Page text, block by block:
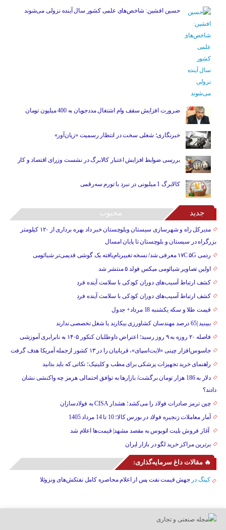
حسین افشین: شاخص‌های علمی کشور سال آینده نزولی می‌شوند
ضرورت افزایش سقف وام اشتغال مددجویان به 400 میلیون تومان
خبرنگاری؛ شغلی سخت در انتظار رسمیت «زیان‌آور»
بررسی ضوابط افزایش اعتبار کالابرگ در نشست وزرای اقتصاد و کار
کالابرگ 1 میلیونی در نبرد با تورم سه‌رقمی
جدید محبوب
مدیرکل راه و شهرسازی سیستان وبلوچستان خبر داد بهره برداری از ۱۲۰ کیلومتر
بزرگراه در سیستان و بلوچستان تا پایان امسال
ردمی ۱۷C ۵G معرفی شد/ نسخه تغییرنام‌یافته یک گوشی قدیمی‌تر شیائومی
اولین تصاویر شیائومی میکس فولد ۵ منتشر شد
کشف ارتباط آسیب‌های دوران کودکی با سلامت آینده فرد
کشف ارتباط آسیب‌های دوران کودکی با سلامت آینده فرد
قیمت طلا و سکه یکشنبه 18 مرداد+ جدول
ببینید |65 درصد مهندسان کشاورزی بیکارند یا شغل تخصصی ندارند
فاصله ۲۰ روزه به ۹ روز رسید؛ اعتراض داوطلبان کنکور ۱۴۰۵ به نابرابری آموزشی
جاسوس‌افزار چینی «لایت‌اسپای»، قربانیان را در ۱۳ کشور ازجمله آمریکا هدف گرفت
راهنمای خرید تجهیزات پزشکی برای مطب و کلینیک؛ نکاتی که باید بدانید
دلار به 186 هزار تومان برگشت/ بازارها به توافق احتمالی هرمز چه واکنشی نشان
دادند؟
چین ترمز صادرات فولاد را می‌کشد؛ هشدار CISA به فولادسازان
آمار معاملات زنجیره فولاد در بورس کالا؛ 10 تا 14 مرداد 1405
آغاز فروش بلیت اتوبوس به مقصد مشهد| قیمت‌ها اعلام شد
برترین مراکز خرید لگو در بازار ایران
🔥 مقالات داغ سرمایه‌گذاری:
کینگ درجهش قیمت نفت پس از اعلام محاصره کامل نفتکش‌های ونزوئلا